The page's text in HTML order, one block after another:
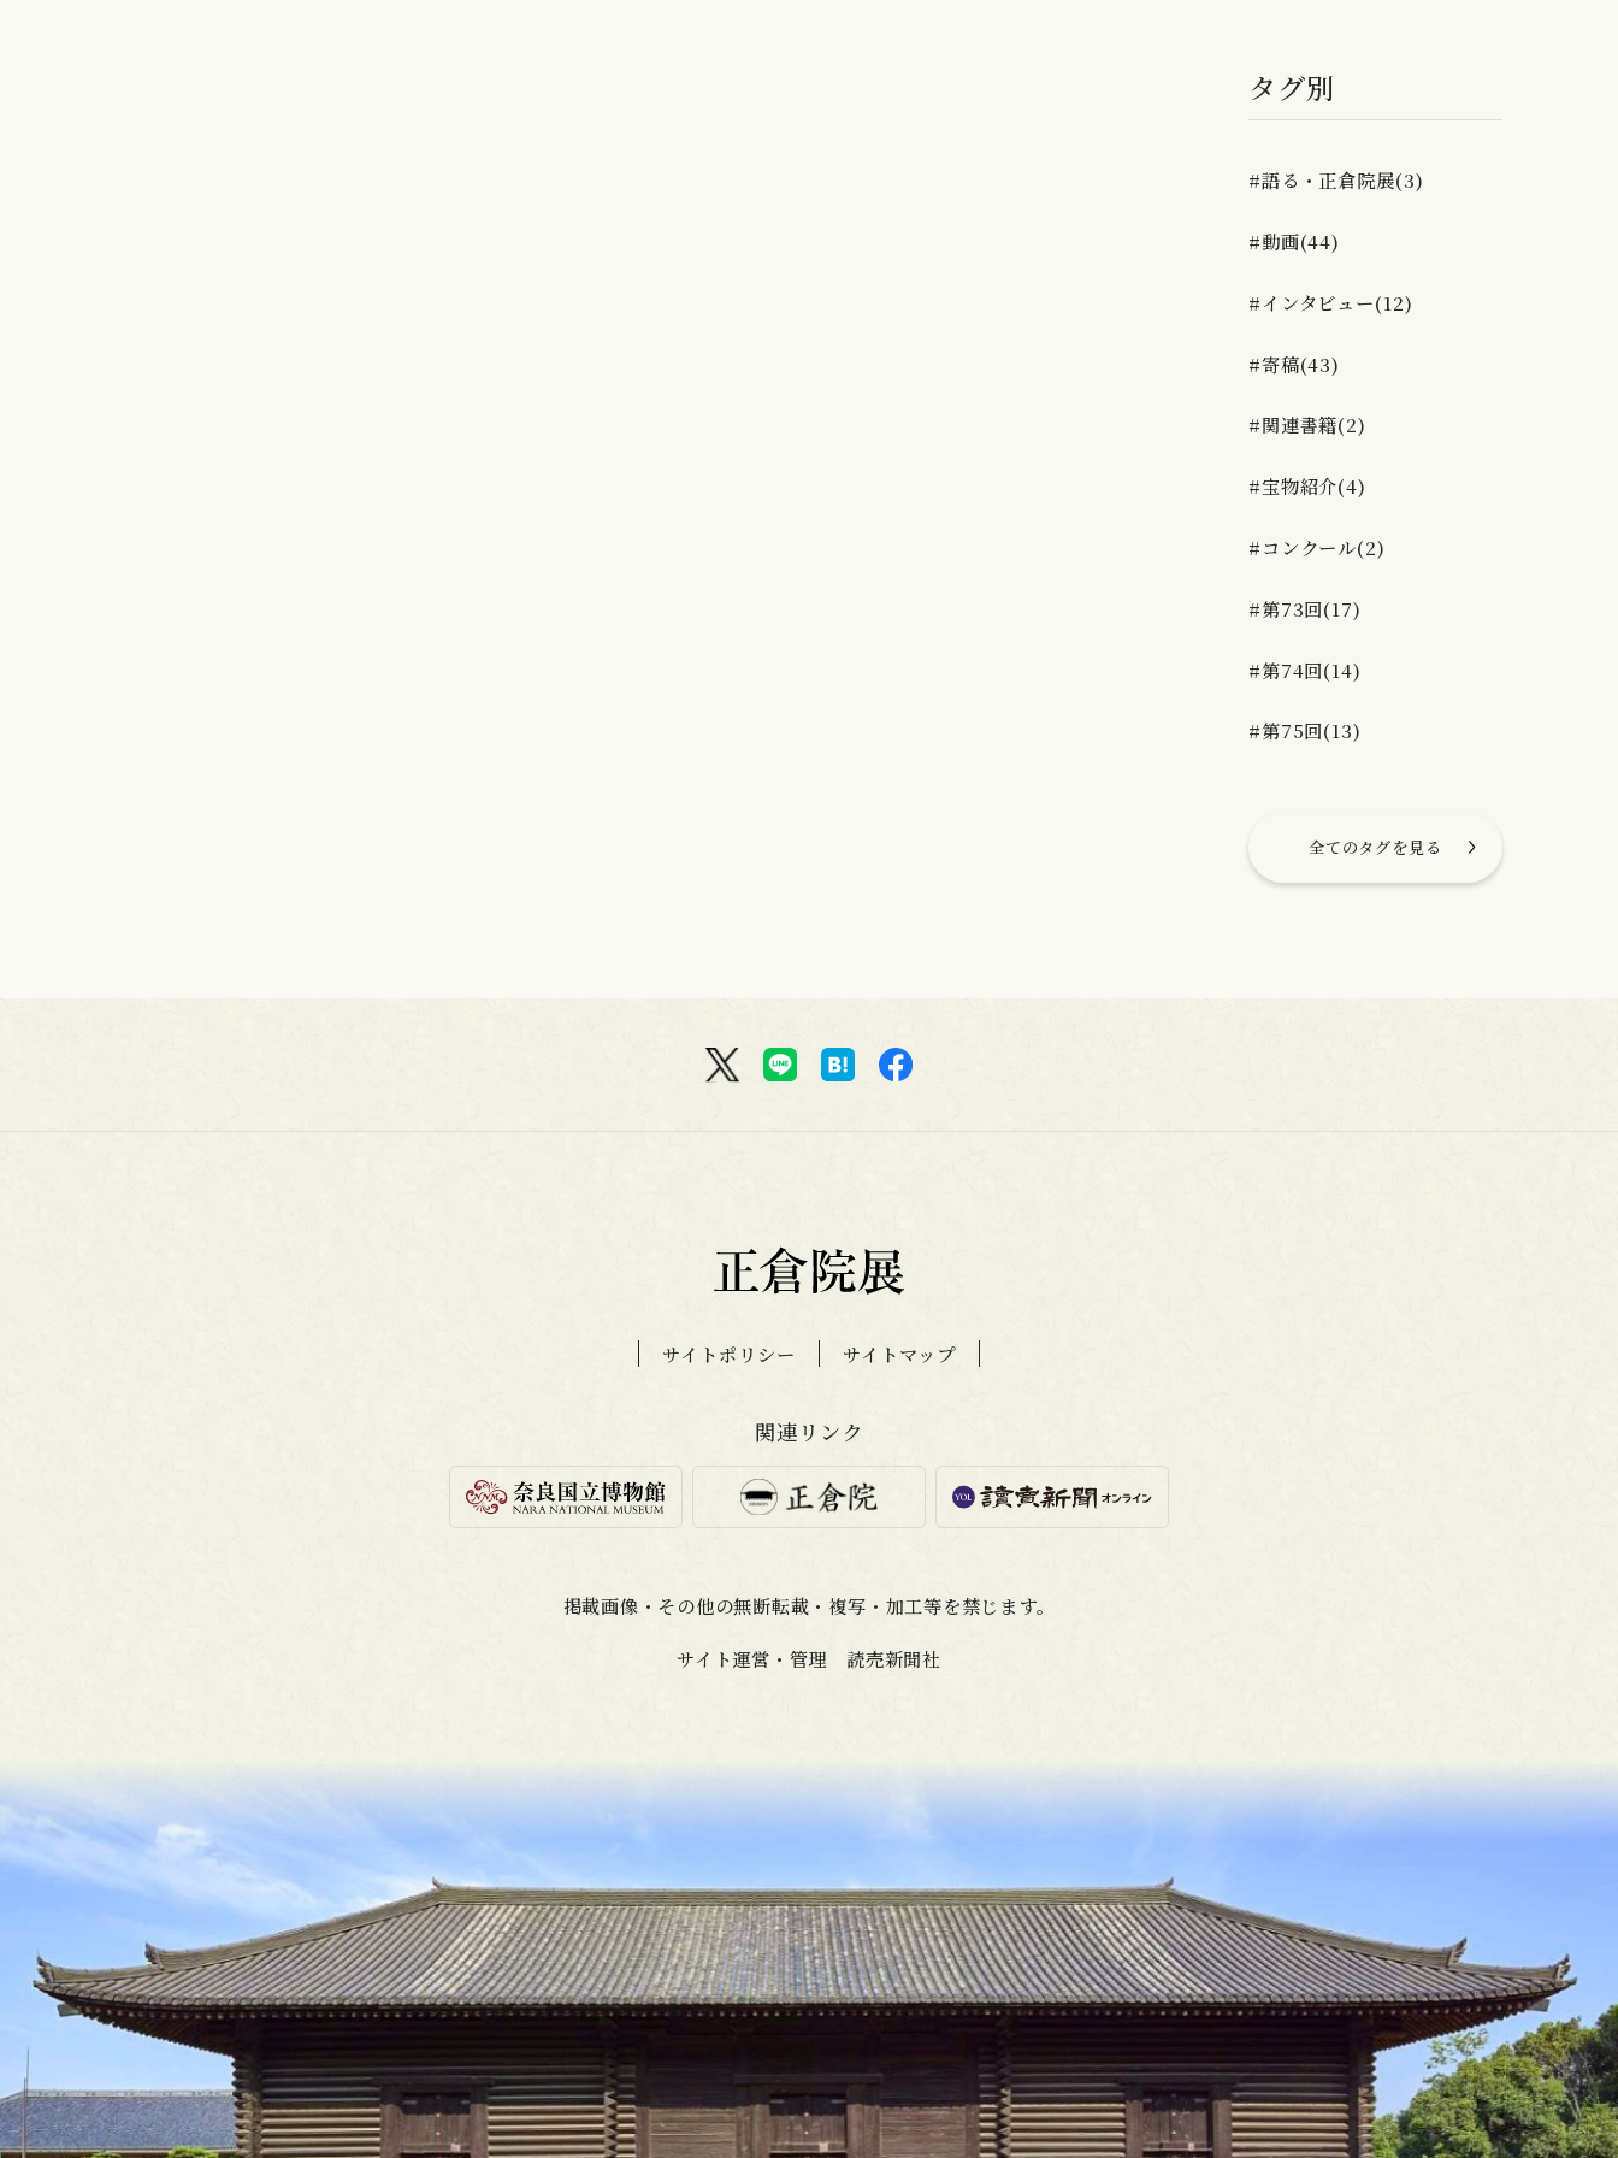
タグ別
#語る・正倉院展(3)
#動画(44)
#インタビュー(12)
#寄稿(43)
#関連書籍(2)
#宝物紹介(4)
#コンクール(2)
#第73回(17)
#第74回(14)
#第75回(13)
全てのタグを見る
サイトポリシー サイトマップ
関連リンク
掲載画像・その他の無断転載・複写・加工等を禁じます。
サイト運営・管理 読売新聞社